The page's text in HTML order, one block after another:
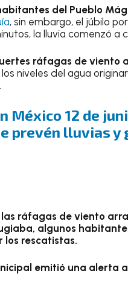
del Pueblo
, sin embargo, el júbilo
la lluvia comenzó a
ráfagas de viento
los niveles del agua
México 12 de
prevén lluvias y
ráfagas de viento
algunos
los rescatistas.
emitió una alerta